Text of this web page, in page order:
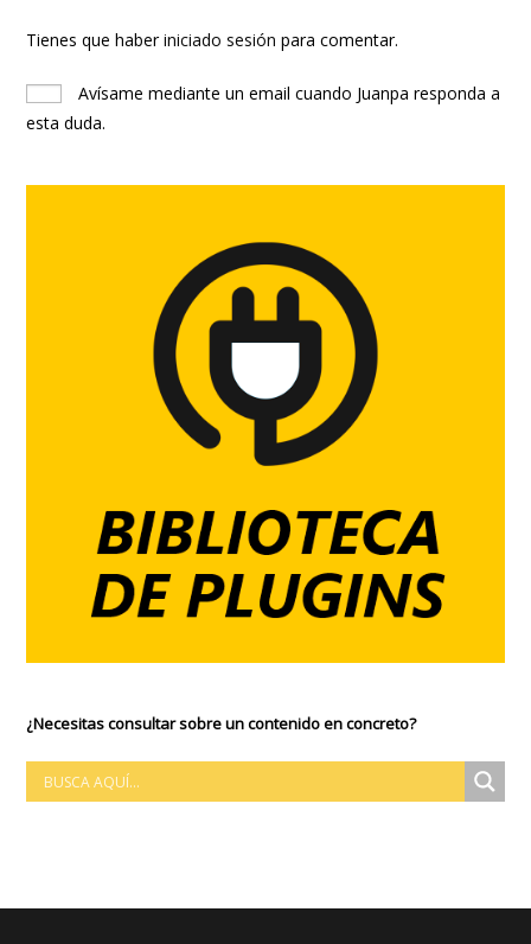
Tienes que haberiniciado sesión para comentar.
Avísame mediante un email cuando Juanpa responda a
esta duda.
¿Necesitas consultar sobre un contenido en concreto?